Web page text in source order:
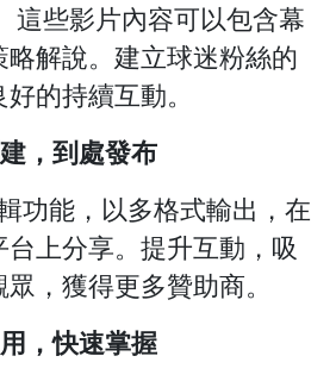
這些影片內容可以包含幕
解說。建立球迷粉絲的
的持續互動。
，到處發布
功能，以多格式輸出，在
上分享。提升互動，吸
，獲得更多贊助商。
，快速掌握